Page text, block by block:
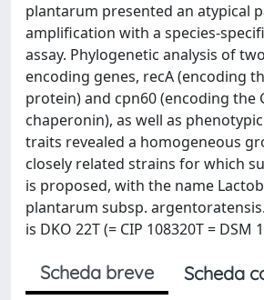
plantarum presented an atypical
amplification with a species-
assay. Phylogenetic analysis of
encoding genes, recA (encoding
protein) and cpn60 (encoding the
chaperonin), as well as
traits revealed a homogeneous
closely related strains for which
is proposed, with the name
plantarum subsp.
is DKO 22T (= CIP 108320T = DSM
Scheda breve
Scheda